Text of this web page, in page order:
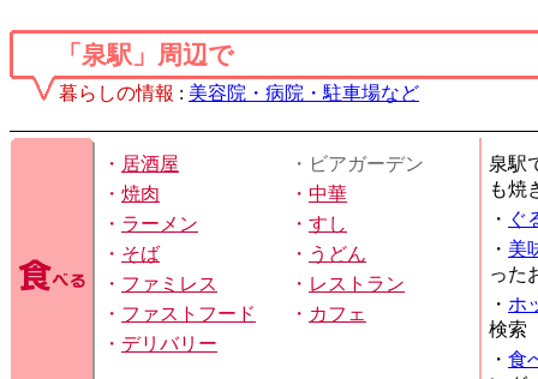
「泉駅」周辺で
暮らしの情報 : 美容院・病院・駐車場など
・ 居酒屋
・ビアガーデン
・ 焼肉 ・ 中華
・ ラーメン ・ すし
・ そば ・ うどん
・ ファミレス ・ レストラン
・ ファストフード ・ カフェ
・ デリバリー
泉駅
も焼
・ ぐ
・ 美
った
・ ホ
検索
・ 食